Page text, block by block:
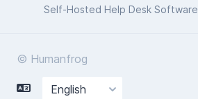
Self-Hosted Help Desk
© Humanfrog